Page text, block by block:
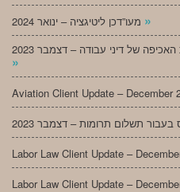
»
של דיני עבודה – דצמבר 2023
»
Aviation Client Update – December
Labor Law Client Update –
Labor Law Client Update –